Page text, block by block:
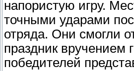
напористую игру.
точными ударами
отряда. Они смогли
праздник вручением
победителей